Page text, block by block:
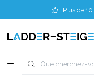
Plus de